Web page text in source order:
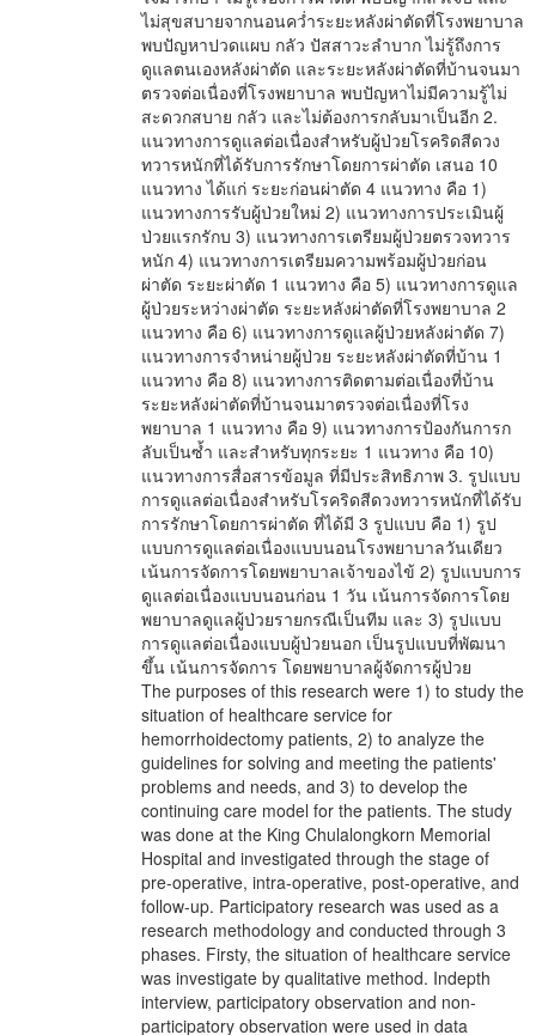
ไม่สุขสบายจากนอนคว่ำระยะหลังผ่าตัดที่โรงพยาบาล
พบปัญหาปวดแผบ กลัว ปัสสาวะลำบาก ไม่รู้ถึงการ
ดูแลตนเองหลังผ่าตัด และระยะหลังผ่าตัดที่บ้านจนมา
ตรวจต่อเนื่องที่โรงพยาบาล พบปัญหาไม่มีความรู้ไม่
สะดวกสบาย กลัว และไม่ต้องการกลับมาเป็นอีก 2.
แนวทางการดูแลต่อเนื่องสำหรับผู้ป่วยโรคริดสีดวง
ทวารหนักที่ได้รับการรักษาโดยการผ่าตัด เสนอ 10
แนวทาง ได้แก่ ระยะก่อนผ่าตัด 4 แนวทาง คือ 1)
แนวทางการรับผู้ป่วยใหม่ 2) แนวทางการประเมินผู้
ป่วยแรกรักบ 3) แนวทางการเตรียมผู้ป่วยตรวจทวาร
หนัก 4) แนวทางการเตรียมความพร้อมผู้ป่วยก่อน
ผ่าตัด ระยะผ่าตัด 1 แนวทาง คือ 5) แนวทางการดูแล
ผู้ป่วยระหว่างผ่าตัด ระยะหลังผ่าตัดที่โรงพยาบาล 2
แนวทาง คือ 6) แนวทางการดูแลผู้ป่วยหลังผ่าตัด 7)
แนวทางการจำหน่ายผู้ป่วย ระยะหลังผ่าตัดที่บ้าน 1
แนวทาง คือ 8) แนวทางการติดตามต่อเนื่องที่บ้าน
ระยะหลังผ่าตัดที่บ้านจนมาตรวจต่อเนื่องที่โรง
พยาบาล 1 แนวทาง คือ 9) แนวทางการป้องกันการก
ลับเป็นซ้ำ และสำหรับทุกระยะ 1 แนวทาง คือ 10)
แนวทางการสื่อสารข้อมูล ที่มีประสิทธิภาพ 3. รูปแบบ
การดูแลต่อเนื่องสำหรับโรคริดสีดวงทวารหนักที่ได้รับ
การรักษาโดยการผ่าตัด ที่ได้มี 3 รูปแบบ คือ 1) รูป
แบบการดูแลต่อเนื่องแบบนอนโรงพยาบาลวันเดียว
เน้นการจัดการโดยพยาบาลเจ้าของไข้ 2) รูปแบบการ
ดูแลต่อเนื่องแบบนอนก่อน 1 วัน เน้นการจัดการโดย
พยาบาลดูแลผู้ป่วยรายกรณีเป็นทีม และ 3) รูปแบบ
การดูแลต่อเนื่องแบบผู้ป่วยนอก เป็นรูปแบบที่พัฒนา
ขึ้น เน้นการจัดการ โดยพยาบาลผู้จัดการผู้ป่วย
The purposes of this research were 1) to study the
situation of healthcare service for
hemorrhoidectomy patients, 2) to analyze the
guidelines for solving and meeting the patients'
problems and needs, and 3) to develop the
continuing care model for the patients. The study
was done at the King Chulalongkorn Memorial
Hospital and investigated through the stage of
pre-operative, intra-operative, post-operative, and
follow-up. Participatory research was used as a
research methodology and conducted through 3
phases. Firsty, the situation of healthcare service
was investigate by qualitative method. Indepth
interview, participatory observation and non-
participatory observation were used in data